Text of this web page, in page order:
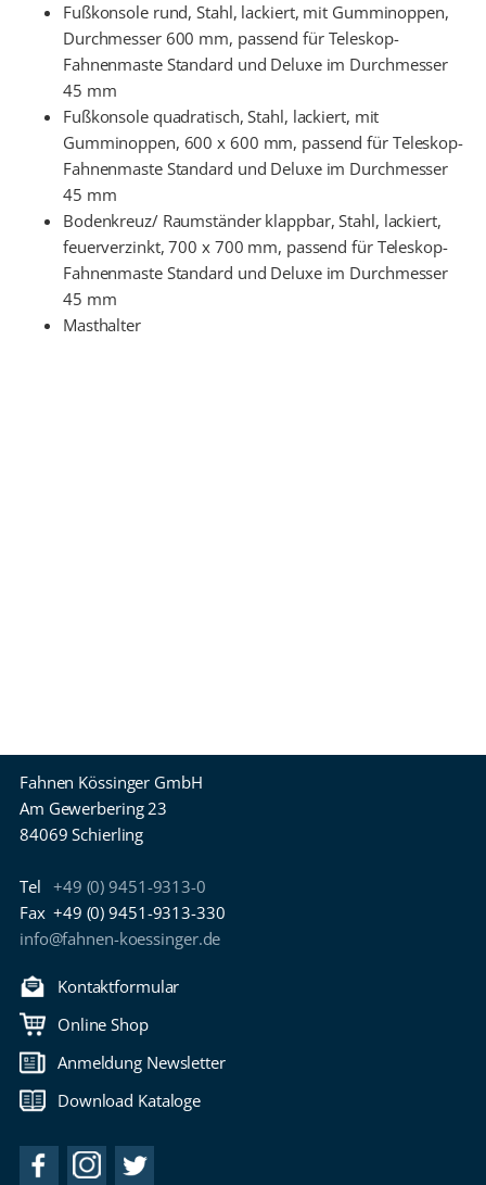
Fußkonsole rund, Stahl, lackiert, mit Gumminoppen,
Durchmesser 600 mm, passend für Teleskop-
Fahnenmaste Standard und Deluxe im Durchmesser
45 mm
Fußkonsole quadratisch, Stahl, lackiert, mit
Gumminoppen, 600 x 600 mm, passend für Teleskop-
Fahnenmaste Standard und Deluxe im Durchmesser
45 mm
Bodenkreuz/ Raumständer klappbar, Stahl, lackiert,
feuerverzinkt, 700 x 700 mm, passend für Teleskop-
Fahnenmaste Standard und Deluxe im Durchmesser
45 mm
Masthalter
Fahnen Kössinger GmbH
Am Gewerbering 23
84069 Schierling
Tel +49 (0) 9451-9313-0
Fax +49 (0) 9451-9313-330
info@fahnen-koessinger.de
Kontaktformular
Online Shop
Anmeldung Newsletter
Download Kataloge